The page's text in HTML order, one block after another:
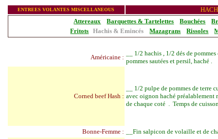
ENTREES VOLANTES MISCELLANEOUS
Attereaux
Barquettes & Tartelettes Bouchées
Fritots
Hachis & Emincés Mazagrans Rissoles
Américaine :
1/2 hachis , 1/2 dés de
pommes sautées et persil, haché .
Corned beef Hash :
1/2 pulpe de pommes de terre
avec oignon haché
de chaque coté . Temps de
Bonne-Femme :
Fin salpicon de volaille et de